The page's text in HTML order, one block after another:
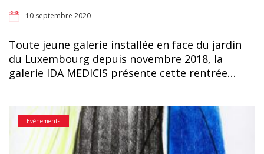
10 septembre 2020
Toute jeune galerie installée en face du jardin
du Luxembourg depuis novembre 2018, la
galerie IDA MEDICIS présente cette rentrée…
Evènements